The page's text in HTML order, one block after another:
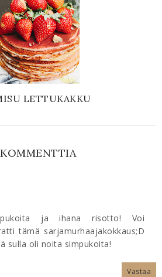
LETTUKAKKU
ja ihana risotto! Voi
tämä sarjamurhaajakokkaus;D
sulla oli noita simpukoita!
Vastaa